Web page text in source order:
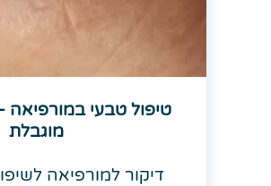
טיפול טבעי
מוגבלת
דיקור למורפיאה